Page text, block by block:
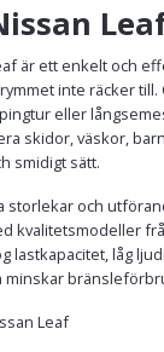
är ett enkelt och
inte räcker till.
eller
skidor, väskor,
smidigt sätt.
storlekar och
kvalitetsmodeller
lastkapacitet, låg
minskar
Leaf